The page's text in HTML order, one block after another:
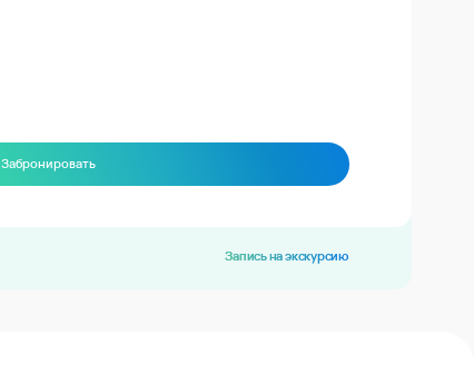
Забронировать
Запись на экскурсию